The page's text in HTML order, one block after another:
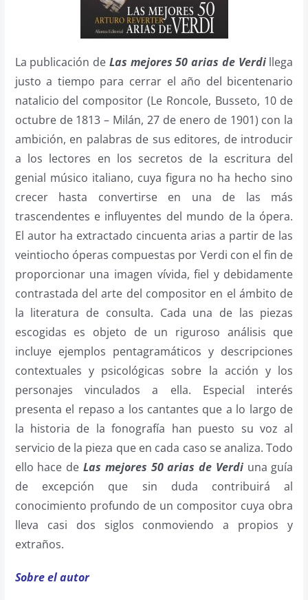
La publicación de Las mejores 50 arias de Verdillega
justo a tiempo para cerrar el año del bicentenario
natalicio del compositor (Le Roncole, Busseto, 10 de
octubre de 1813 – Milán, 27 de enero de 1901) con la
ambición, en palabras de sus editores, de introducir
a los lectores en los secretos de la escritura del
genial músico italiano, cuya figura no ha hecho sino
crecer hasta convertirse en una de las más
trascendentes e influyentes del mundo de la ópera.
El autor ha extractado cincuenta arias a partir de las
veintiocho óperas compuestas por Verdi con el fin de
proporcionar una imagen vívida, fiel y debidamente
contrastada del arte del compositor en el ámbito de
la literatura de consulta. Cada una de las piezas
escogidas es objeto de un riguroso análisis que
incluye ejemplos pentagramáticos y descripciones
contextuales y psicológicas sobre la acción y los
personajes vinculados a ella. Especial interés
presenta el repaso a los cantantes que a lo largo de
la historia de la fonografía han puesto su voz al
servicio de la pieza que en cada caso se analiza. Todo
ello hace de Las mejores 50 arias de Verdiuna guía
de excepción que sin duda contribuirá al
conocimiento profundo de un compositor cuya obra
lleva casi dos siglos conmoviendo a propios y
extraños.
Sobre el autor